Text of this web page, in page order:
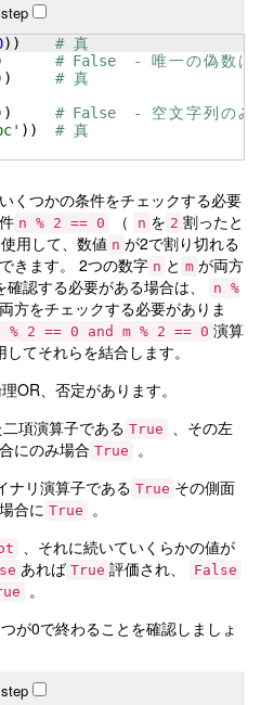
step
)) # 真
# False  - 唯一の偽 数 は
# 真
# False  - 空文 字列 のみ
)) # 真
くつかの条件をチェックする必要
n % 2 == 0 （ n を 2 割ったと
用して、数値 n が2で割り切れる
きます。 2つの数字 n と m が両方
認する必要がある場合は、
n %
両方をチェックする必要がありま
% 2 == 0 and m % 2 == 0 演算
してそれらを結合します。
OR、否定があります。
項演算子である True
、その左
にのみ場合 True
。
ナリ演算子である True その側面
合に True
。
、それに続いていくらかの値が
あれば True 評価され、 False
。
が0で終わることを確認しましょ
step